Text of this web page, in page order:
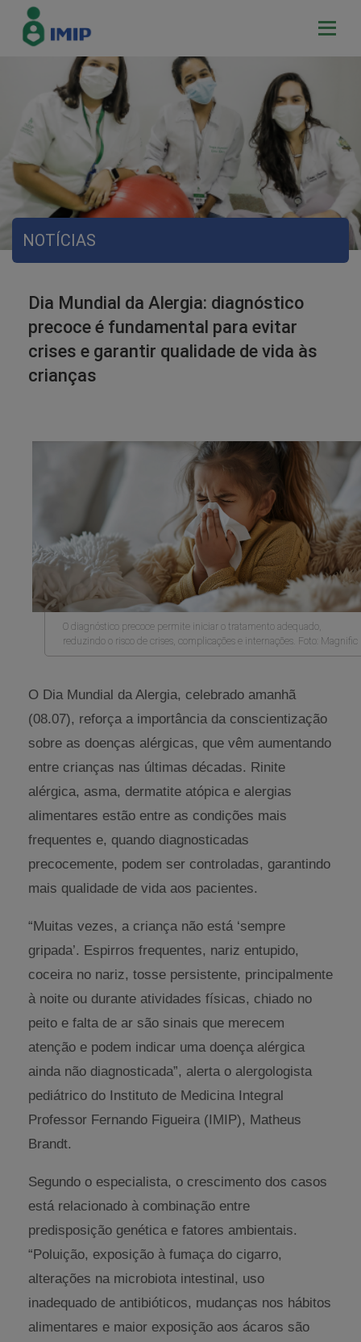
NOTÍCIAS
Dia Mundial da Alergia: diagnóstico
precoce é fundamental para evitar
crises e garantir qualidade de vida às
crianças
O diagnóstico precoce permite iniciar o tratamento adequado,
reduzindo o risco de crises, complicações e internações. Foto: Magnific
O Dia Mundial da Alergia, celebrado amanhã
(08.07), reforça a importância da conscientização
sobre as doenças alérgicas, que vêm aumentando
entre crianças nas últimas décadas. Rinite
alérgica, asma, dermatite atópica e alergias
alimentares estão entre as condições mais
frequentes e, quando diagnosticadas
precocemente, podem ser controladas, garantindo
mais qualidade de vida aos pacientes.
“Muitas vezes, a criança não está ‘sempre
gripada’. Espirros frequentes, nariz entupido,
coceira no nariz, tosse persistente, principalmente
à noite ou durante atividades físicas, chiado no
peito e falta de ar são sinais que merecem
atenção e podem indicar uma doença alérgica
ainda não diagnosticada”, alerta o alergologista
pediátrico do Instituto de Medicina Integral
Professor Fernando Figueira (IMIP), Matheus
Brandt.
Segundo o especialista, o crescimento dos casos
está relacionado à combinação entre
predisposição genética e fatores ambientais.
“Poluição, exposição à fumaça do cigarro,
alterações na microbiota intestinal, uso
inadequado de antibióticos, mudanças nos hábitos
alimentares e maior exposição aos ácaros são